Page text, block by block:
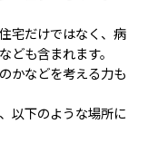
宅だけではなく、病
ども含まれます。
かなどを考える力も
以下のような場所に